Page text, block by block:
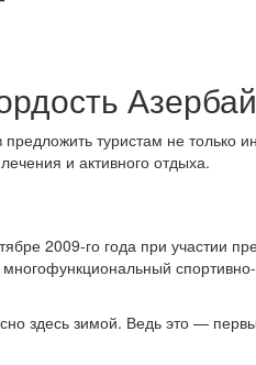
предложить туристам не только
и активного отдыха.
2009-го года при участии
здесь зимой. Ведь это —